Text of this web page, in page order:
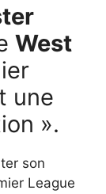
West
une
».
son
League